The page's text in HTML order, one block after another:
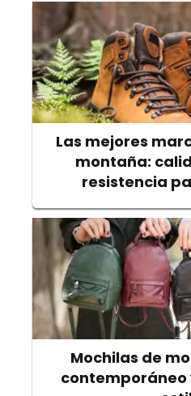
Las mejores
montaña:
resistencia
Mochilas de
contemporáneo